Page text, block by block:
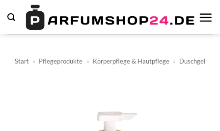
Inhalt
springen
Start » Pflegeprodukte » Körperpflege & Hautpflege » Duschgel